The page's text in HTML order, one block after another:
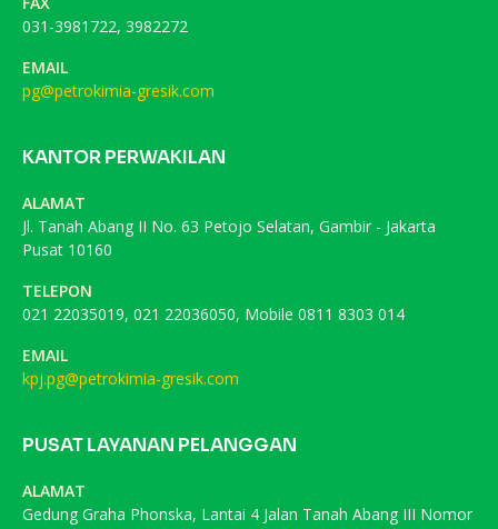
031-3981722, 3982272
EMAIL
pg@petrokimia-gresik.com
KANTOR PERWAKILAN
ALAMAT
Jl. Tanah Abang II No. 63 Petojo Selatan, Gambir - Jakarta
Pusat 10160
TELEPON
021 22035019, 021 22036050, Mobile 0811 8303 014
EMAIL
kpj.pg@petrokimia-gresik.com
PUSAT LAYANAN PELANGGAN
ALAMAT
Gedung Graha Phonska, Lantai 4 Jalan Tanah Abang III Nomor